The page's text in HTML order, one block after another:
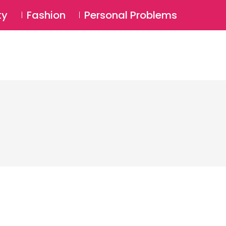
Login ⚲
Fashion Personal Problems